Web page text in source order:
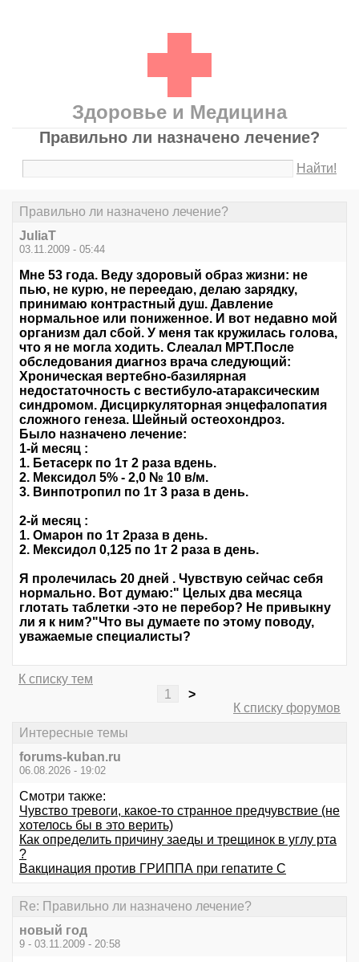
Здоровье и Медицина
Правильно ли назначено лечение?
Найти!
Правильно ли назначено лечение?
JuliaT
03.11.2009 - 05:44
Мне 53 года. Веду здоровый образ жизни: не
пью, не курю, не переедаю, делаю зарядку,
принимаю контрастный душ. Давление
нормальное или пониженное. И вот недавно мой
организм дал сбой. У меня так кружилась голова,
что я не могла ходить. Слеалал МРТ.После
обследования диагноз врача следующий:
Хроническая вертебно-базилярная
недостаточность с вестибуло-атараксическим
синдромом. Дисциркуляторная энцефалопатия
сложного генеза. Шейный остеохондроз.
Было назначено лечение:
1-й месяц :
1. Бетасерк по 1т 2 раза вдень.
2. Мексидол 5% - 2,0 № 10 в/м.
3. Винпотропил по 1т 3 раза в день.
2-й месяц :
1. Омарон по 1т 2раза в день.
2. Мексидол 0,125 по 1т 2 раза в день.
Я пролечилась 20 дней . Чувствую сейчас себя
нормально. Вот думаю:" Целых два месяца
глотать таблетки -это не перебор? Не привыкну
ли я к ним?"Что вы думаете по этому поводу,
уважаемые специалисты?
К списку тем
1
>
К списку форумов
Интересные темы
forums-kuban.ru
06.08.2026 - 19:02
Смотри также:
Чувство тревоги, какое-то странное предчувствие (не
хотелось бы в это верить)
Как определить причину заеды и трещинок в углу рта
?
Вакцинация против ГРИППА при гепатите С
Re: Правильно ли назначено лечение?
новый год
9 - 03.11.2009 - 20:58